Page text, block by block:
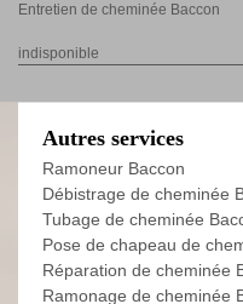
Entretien de cheminée Baccon
indisponible
Autres services
Ramoneur Baccon
Débistrage de cheminée
Tubage de cheminée
Pose de chapeau de
Réparation de cheminée
Ramonage de cheminée